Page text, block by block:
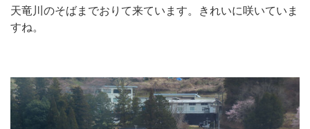
天竜川のそばまでおりて来ています。きれいに咲いていま
すね。